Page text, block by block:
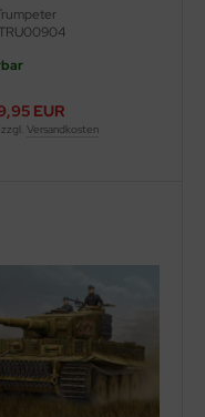
TRU00904
EUR
zzgl. Versandkosten